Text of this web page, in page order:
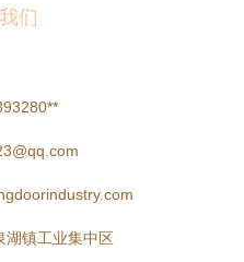
们
湖镇工业集中区